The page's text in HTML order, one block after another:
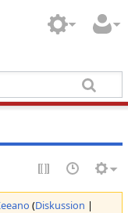
(Diskussion |